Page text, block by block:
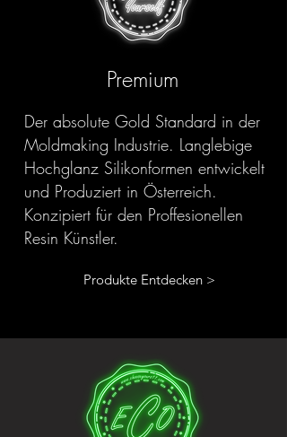
Premium
Der absolute Gold Standard in der
Moldmaking Industrie. Langlebige
Hochglanz Silikonformen entwickelt
und Produziert in Österreich.
Konzipiert für den Proffesionellen
Resin Künstler.
Produkte Entdecken >